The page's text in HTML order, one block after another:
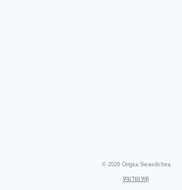
© 2026 Ongsa Swasdichira
หมายเหตุ